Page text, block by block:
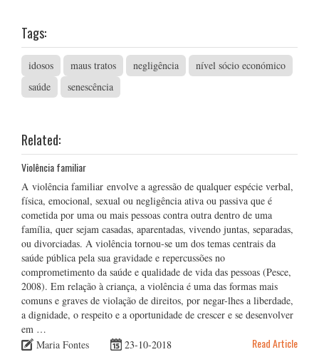
Tags:
idosos maus tratos negligência
nível sócio económico
saúde
senescência
Related:
Violência familiar
A violência familiar envolve a agressão de qualquer espécie verbal,
física, emocional, sexual ou negligência ativa ou passiva que é
cometida por uma ou mais pessoas contra outra dentro de uma
família, quer sejam casadas, aparentadas, vivendo juntas, separadas,
ou divorciadas. A violência tornou-se um dos temas centrais da
saúde pública pela sua gravidade e repercussões no
comprometimento da saúde e qualidade de vida das pessoas (Pesce,
2008). Em relação à criança, a violência é uma das formas mais
comuns e graves de violação de direitos, por negar-lhes a liberdade,
a dignidade, o respeito e a oportunidade de crescer e se desenvolver
em …
Maria Fontes
23-10-2018 Read Article